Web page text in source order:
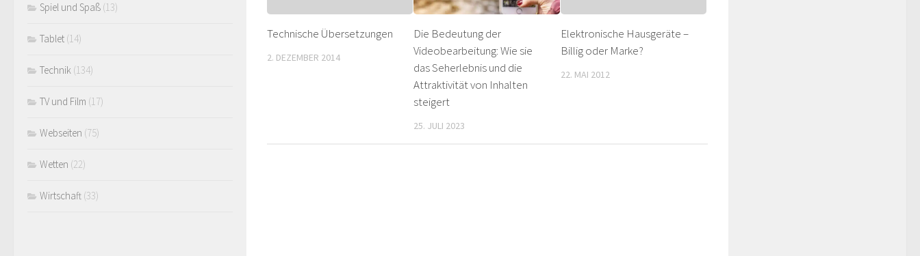
Technische Übersetzungen
2. DEZEMBER 2014
Die Bedeutung der
Videobearbeitung: Wie sie
das Seherlebnis und die
Attraktivität von Inhalten
steigert
25. JULI 2023
Elektronische Hausgeräte –
Billig oder Marke?
22. MAI 2012
Spiel und Spaß (13)
Tablet (14)
Technik (134)
TV und Film (17)
Webseiten (75)
Wetten (22)
Wirtschaft (33)